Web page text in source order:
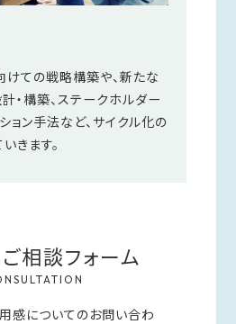
ての戦略構築や、新たな
・構築、ステークホルダー
ョン手法など、サイクル化の
きます。
相談フォーム
感についてのお問い合わ